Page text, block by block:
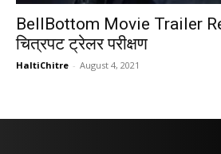
BellBottom Movie Trailer
चित्रपट ट्रेलर परीक्षण
HaltiChitre - August 4, 2021